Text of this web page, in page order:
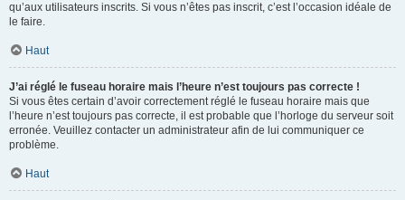
qu’aux utilisateurs inscrits. Si vous n’êtes pas inscrit, c’est l’occasion idéale de
le faire.
Haut
J’ai réglé le fuseau horaire mais l’heure n’est toujours pas correcte !
Si vous êtes certain d’avoir correctement réglé le fuseau horaire mais que
l’heure n’est toujours pas correcte, il est probable que l’horloge du serveur soit
erronée. Veuillez contacter un administrateur afin de lui communiquer ce
problème.
Haut